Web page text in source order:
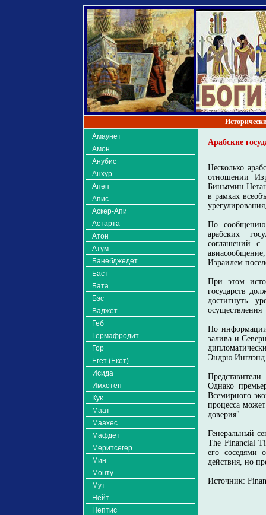
Амаунет
Амон
Анубис
Анхур
Апеп
Апис
Аскер-Апи
Астарта
Атон
Атум
Банебджедет
Баст
Бата
Бэс
Ваджет
Геб
Гермафродит
Гор
Егет (Екет)
Исида
Имхотеп
Кук
Маат
Маахес
Мафдет
Меритсегер
Мин
Монту
Мут
Нейт
Нептис
Арабские
Несколько
отношении
Биньямин
в рамках
По сообщению
арабских
соглашений с
Израилем
При этом
государств
достигнуть
осуществления
По информации
залива и
Эндрю Инглэнд
Однако
Всемирного
процесса
доверия".
Генеральный
The Financial
его соседями
действия, но
Источник: